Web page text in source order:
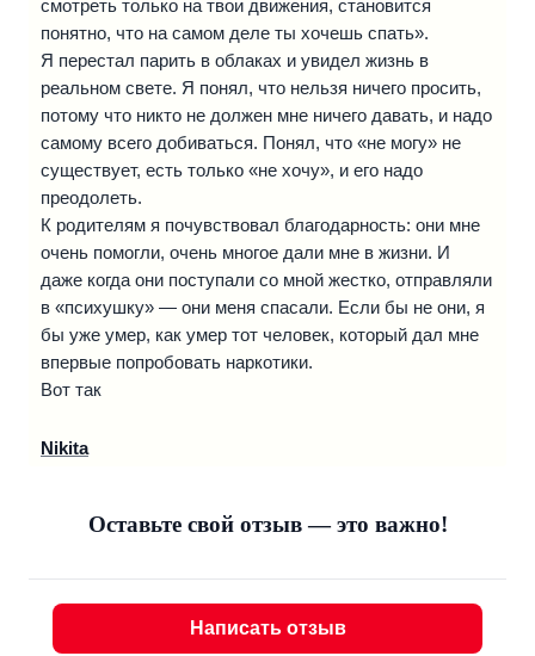
смотреть только на твои движения, становится
понятно, что на самом деле ты хочешь спать».
Я перестал парить в облаках и увидел жизнь в
реальном свете. Я понял, что нельзя ничего просить,
потому что никто не должен мне ничего давать, и надо
самому всего добиваться. Понял, что «не могу» не
существует, есть только «не хочу», и его надо
преодолеть.
К родителям я почувствовал благодарность: они мне
очень помогли, очень многое дали мне в жизни. И
даже когда они поступали со мной жестко, отправляли
в «психушку» — они меня спасали. Если бы не они, я
бы уже умер, как умер тот человек, который дал мне
впервые попробовать наркотики.
Вот так
Nikita
Оставьте свой отзыв — это важно!
Написать отзыв